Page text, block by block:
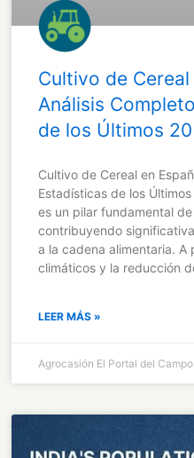
Cultivo de Cereal
Análisis
de los Últimos
Cultivo de Cereal en
Estadísticas de los
es un pilar fundamental
contribuyendo
a la cadena alimentaria. A
climáticos y la reducción
LEER MÁS »
Agrocasión El Portal del Campo